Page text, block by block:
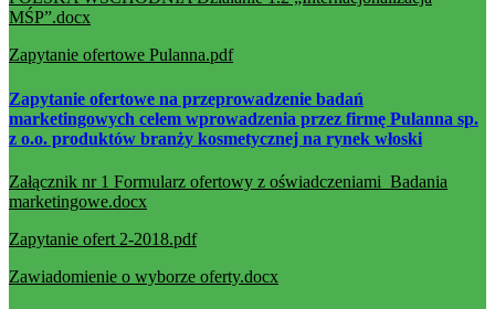
MŚP”.docx
Zapytanie ofertowe Pulanna.pdf
Zapytanie ofertowe na przeprowadzenie badań
marketingowych celem wprowadzenia przez firmę Pulanna sp.
z o.o. produktów branży kosmetycznej na rynek włoski
Załącznik nr 1 Formularz ofertowy z oświadczeniami_Badania
marketingowe.docx
Zapytanie ofert 2-2018.pdf
Zawiadomienie o wyborze oferty.docx